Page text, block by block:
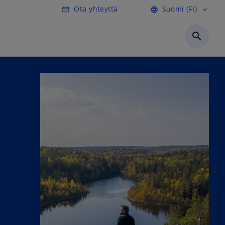
mail_outline Ota yhteyttä language Suomi (FI) expand_more
search